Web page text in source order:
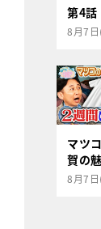
第4話
8月7
マツ
賀の
8月7